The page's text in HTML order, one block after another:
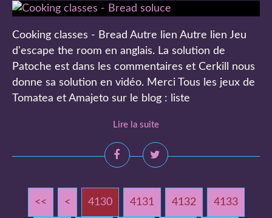
Cooking classes - Bread Autre lien Autre lien Jeu
d'escape the room en anglais. La solution de
Patoche est dans les commentaires et Cerkill nous
donne sa solution en vidéo. Merci Tous les jeux de
Tomatea et Amajeto sur le blog : liste
Lire la suite
<< < 4100
4110
4120
4130 4131 4132 4133